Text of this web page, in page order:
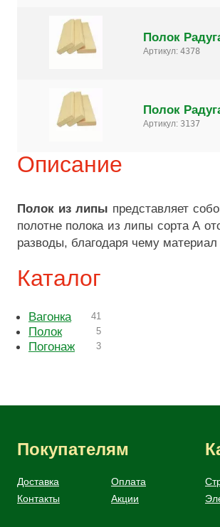
Полок
Артикул: 4378
Полок
Артикул: 3137
Описание
Полок из липы представляет
полотне полока из липы сорта А
разводы, благодаря чему
Каталог
Вагонка 41
Полок 5
Погонаж 3
Покупателям
Доставка
Оплата
Контакты
Акции